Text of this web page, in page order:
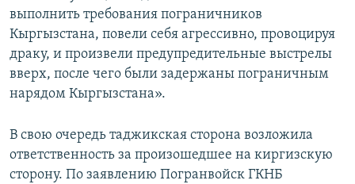
выполнить требования пограничников
Кыргызстана, повели себя агрессивно, провоцируя
драку, и произвели предупредительные выстрелы
вверх, после чего были задержаны пограничным
нарядом Кыргызстана».
В свою очередь таджикская сторона возложила
ответственность за произошедшее на киргизскую
сторону. По заявлению Погранвойск ГКНБ